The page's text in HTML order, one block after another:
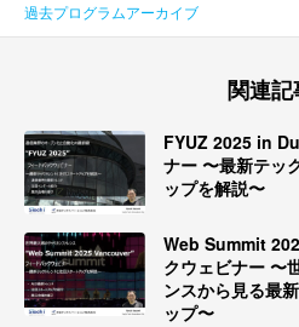
過去プログラムアーカイブ
関連記
FYUZ 2025 in
ナー 〜最新テッ
ップを解説〜
Web Summit
クウェビナー 〜
ンスから見る最
ップ〜